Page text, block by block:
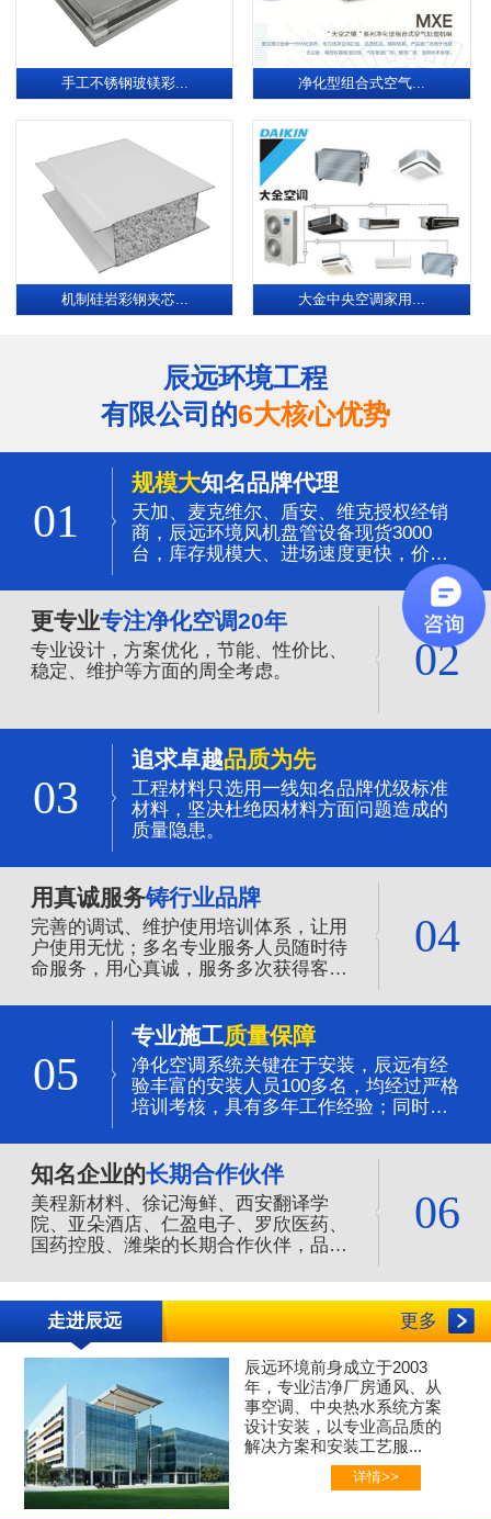
手工不锈钢玻镁彩... 净化型组合式空气...
机制硅岩彩钢夹芯... 大金中央空调家用...
辰远环境工程
有限公司的6大核心优势
01
规模大知名品牌代理
天加、麦克维尔、盾安、维克授权经销
商，辰远环境风机盘管设备现货3000
台，库存规模大、进场速度更快，价格
更专业专注净化空调20年
专业设计，方案优化，节能、性价比、
稳定、维护等方面的周全考虑。
02
03
追求卓越品质为先
工程材料只选用一线知名品牌优级标准
材料，坚决杜绝因材料方面问题造成的
质量隐患。
用真诚服务铸行业品牌
完善的调试、维护使用培训体系，让用
户使用无忧；多名专业服务人员随时待
命服务，用心真诚，服务多次获得客户
04
05
专业施工质量保障
净化空调系统关键在于安装，辰远有经
验丰富的安装人员100多名，均经过严格
培训考核，具有多年工作经验；同时全
保证。
知名企业的长期合作伙伴
美程新材料、徐记海鲜、西安翻译学
院、亚朵酒店、仁盈电子、罗欣医药、
国药控股、潍柴的长期合作伙伴，品质
伴。
06
走进辰远 更多
辰远环境前身成立于2003
年，专业洁净厂房通风、
从
事空调、中央热水系统方案
设计安装，以专业高品质的
解决方案和安装工艺服...
详情>>